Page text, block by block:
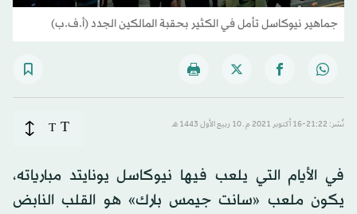
جماهير نيوكاسل تأمل في الكثير بحقبة المالكين الجدد (أ.ف.ب)
نُشر: 21:22-16 أكتوبر 2021 م ـ 10 ربيع الأول 1443 هـ T
T
في الأيام التي يلعب فيها نيوكاسل يونايتد مبارياته،
يكون ملعب «سانت جيمس بارك» هو القلب النابض